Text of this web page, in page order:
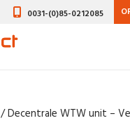
0031-(0)85-0212085
/ Decentrale WTW unit –